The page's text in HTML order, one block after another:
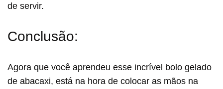
de servir.
Conclusão:
Agora que você aprendeu esse incrível bolo gelado
de abacaxi, está na hora de colocar as mãos na